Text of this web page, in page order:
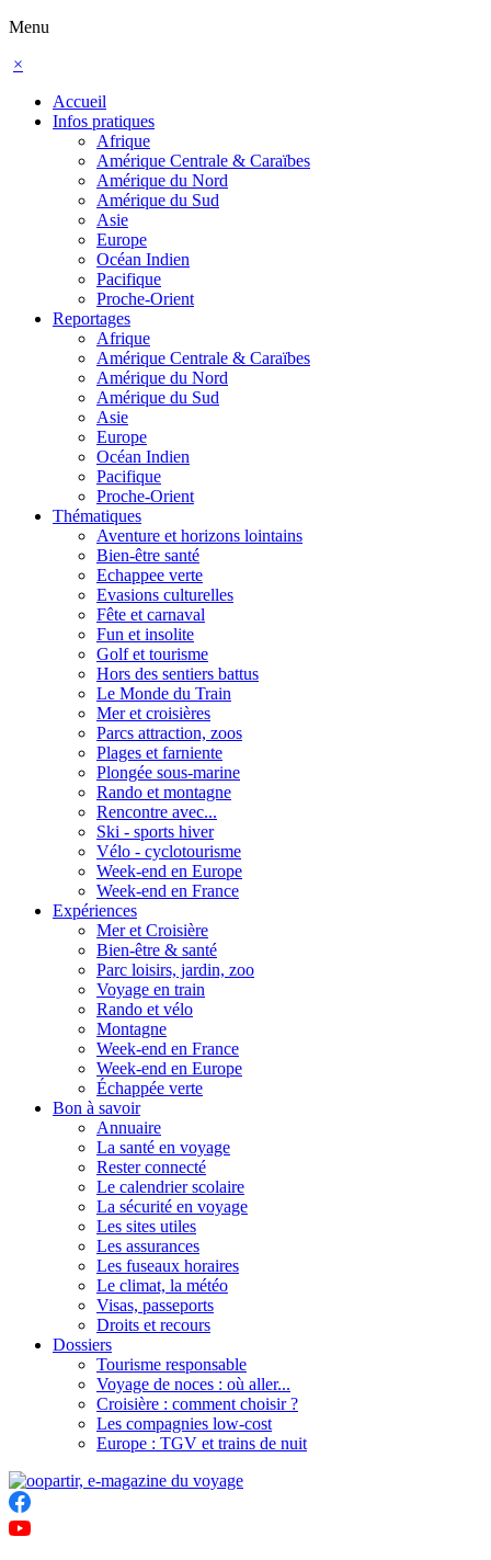
Menu
×
Accueil
Infos pratiques
Afrique
Amérique Centrale & Caraïbes
Amérique du Nord
Amérique du Sud
Asie
Europe
Océan Indien
Pacifique
Proche-Orient
Reportages
Afrique
Amérique Centrale & Caraïbes
Amérique du Nord
Amérique du Sud
Asie
Europe
Océan Indien
Pacifique
Proche-Orient
Thématiques
Aventure et horizons lointains
Bien-être santé
Echappee verte
Evasions culturelles
Fête et carnaval
Fun et insolite
Golf et tourisme
Hors des sentiers battus
Le Monde du Train
Mer et croisières
Parcs attraction, zoos
Plages et farniente
Plongée sous-marine
Rando et montagne
Rencontre avec...
Ski - sports hiver
Vélo - cyclotourisme
Week-end en Europe
Week-end en France
Expériences
Mer et Croisière
Bien-être & santé
Parc loisirs, jardin, zoo
Voyage en train
Rando et vélo
Montagne
Week-end en France
Week-end en Europe
Échappée verte
Bon à savoir
Annuaire
La santé en voyage
Rester connecté
Le calendrier scolaire
La sécurité en voyage
Les sites utiles
Les assurances
Les fuseaux horaires
Le climat, la météo
Visas, passeports
Droits et recours
Dossiers
Tourisme responsable
Voyage de noces : où aller...
Croisière : comment choisir ?
Les compagnies low-cost
Europe : TGV et trains de nuit